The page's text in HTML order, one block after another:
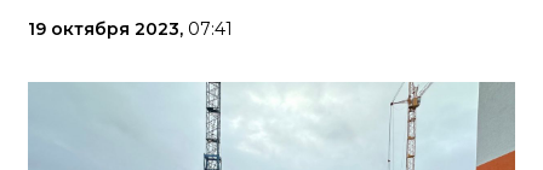
19 октября 2023, 07:41